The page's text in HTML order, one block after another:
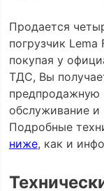
Продается
погрузчик
покупая у
ТДС, Вы
предпродажную
обслуживание и
Подробные
ниже, как и